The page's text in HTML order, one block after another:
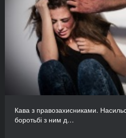
Кава з правозахисниками.
боротьбі з ним д…